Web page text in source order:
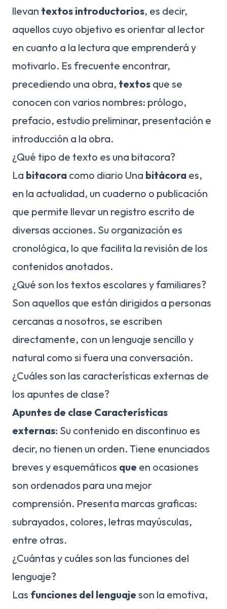
llevan textos introductorios, es decir,
aquellos cuyo objetivo es orientar al lector
en cuanto a la lectura que emprenderá y
motivarlo. Es frecuente encontrar,
precediendo una obra, textos que se
conocen con varios nombres: prólogo,
prefacio, estudio preliminar, presentación e
introducción a la obra.
¿Qué tipo de texto es una bitacora?
La bitacora como diario Una bitácora es,
en la actualidad, un cuaderno o publicación
que permite llevar un registro escrito de
diversas acciones. Su organización es
cronológica, lo que facilita la revisión de los
contenidos anotados.
¿Qué son los textos escolares y familiares?
Son aquellos que están dirigidos a personas
cercanas a nosotros, se escriben
directamente, con un lenguaje sencillo y
natural como si fuera una conversación.
¿Cuáles son las características externas de
los apuntes de clase?
Apuntes de clase Características
externas: Su contenido en discontinuo es
decir, no tienen un orden. Tiene enunciados
breves y esquemáticos que en ocasiones
son ordenados para una mejor
comprensión. Presenta marcas graficas:
subrayados, colores, letras mayúsculas,
entre otras.
¿Cuántas y cuáles son las funciones del
lenguaje?
Las funciones del lenguaje son la emotiva,